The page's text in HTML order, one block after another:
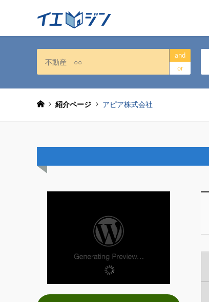
and
or
紹介ページ アピア株式会社